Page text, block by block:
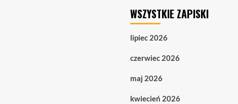
WSZYSTKIE ZAPISKI
lipiec 2026
czerwiec 2026
maj 2026
kwiecień 2026